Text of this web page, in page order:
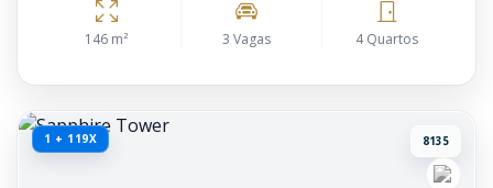
146 m² 3 Vagas 4 Quartos
1 + 119X 8135